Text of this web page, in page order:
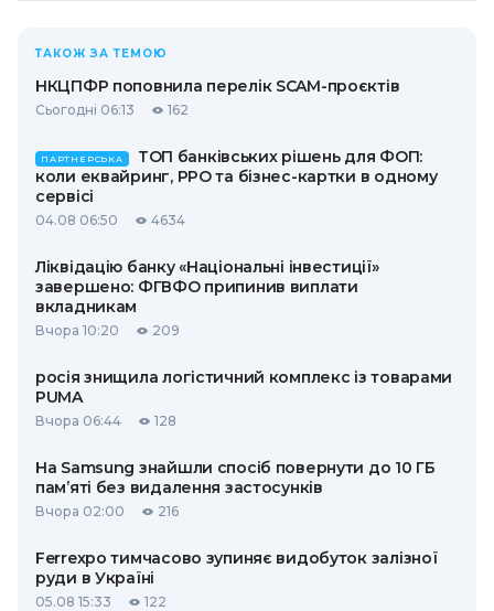
ТАКОЖ ЗА ТЕМОЮ
НКЦПФР поповнила перелік SCAM-проєктів
Сьогодні 06:13 162
ПАРТНЕРСЬКА
ТОП банківських рішень для ФОП:
коли еквайринг, РРО та бізнес-картки в одному
сервісі
04.08 06:50 4634
Ліквідацію банку «Національні інвестиції»
завершено: ФГВФО припинив виплати
вкладникам
Вчора 10:20 209
росія знищила логістичний комплекс із товарами
PUMA
Вчора 06:44 128
На Samsung знайшли спосіб повернути до 10 ГБ
пам’яті без видалення застосунків
Вчора 02:00 216
Ferrexpo тимчасово зупиняє видобуток залізної
руди в Україні
05.08 15:33 122